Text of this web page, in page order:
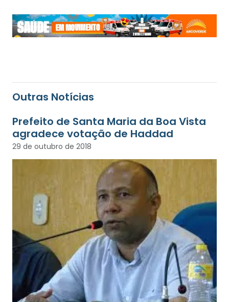
Outras Notícias
Prefeito de Santa Maria da Boa Vista
agradece votação de Haddad
29 de outubro de 2018